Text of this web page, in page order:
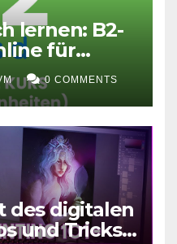
lernen: B2-
für
0 COMMENTS
des digitalen
und Tricks